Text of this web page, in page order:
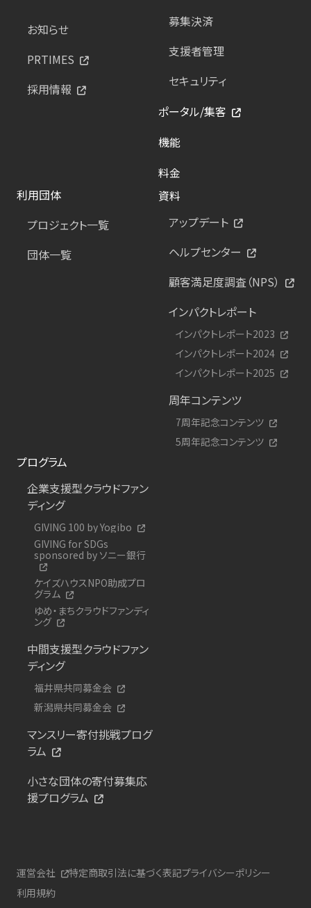
お知らせ
PRTIMES
採用情報
募集決済
支援者管理
セキュリティ
ポータル/集客
機能
料金
利用団体
プロジェクト一覧
団体一覧
資料
アップデート
ヘルプセンター
顧客満足度調査（NPS）
インパクトレポート
インパクトレポート2023
インパクトレポート2024
インパクトレポート2025
周年コンテンツ
7周年記念コンテンツ
5周年記念コンテンツ
プログラム
企業支援型クラウドファン
ディング
GIVING 100 by Yogibo
GIVING for SDGs
sponsored by ソニー銀行
ケイズハウスNPO助成プロ
グラム
ゆめ・まちクラウドファンディ
ング
中間支援型クラウドファン
ディング
福井県共同募金会
新潟県共同募金会
マンスリー寄付挑戦プログ
ラム
小さな団体の寄付募集応
援プログラム
運営会社 特定商取引法に基づく表記プライバシーポリシー
利用規約